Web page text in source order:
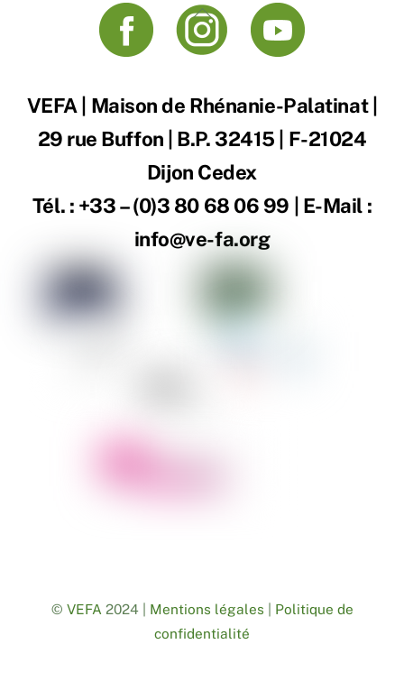
Back
To
VEFA | Maison de Rhénanie-Palatinat |
29 rue Buffon | B.P. 32415 | F-21024
Dijon Cedex
Tél. : +33 – (0)3 80 68 06 99 | E-Mail :
info@ve-fa.org
© VEFA 2024 | Mentions légales | Politique de
confidentialité